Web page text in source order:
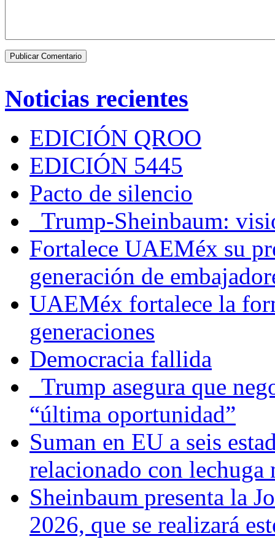
Noticias recientes
EDICIÓN QROO
EDICIÓN 5445
Pacto de silencio
Trump-Sheinbaum:
Fortalece UAEMéx su
generación de
UAEMéx fortalece la
generaciones
Democracia fallida
Trump asegura que
“última oportunidad”
Suman en EU a seis
relacionado con lechuga
Sheinbaum presenta la
2026, que se realizará